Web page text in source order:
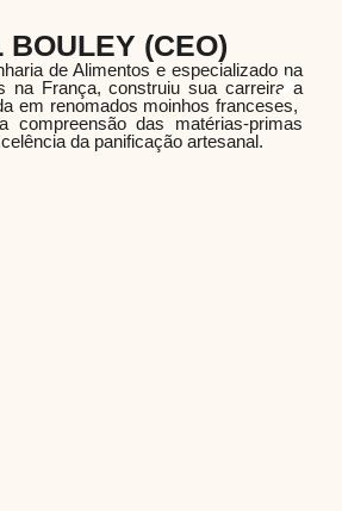
BOULEY (CEO)
de Alimentos e especializado na
na França, construiu sua carreira a
em renomados moinhos franceses,
compreensão das matérias-primas
da panificação artesanal.